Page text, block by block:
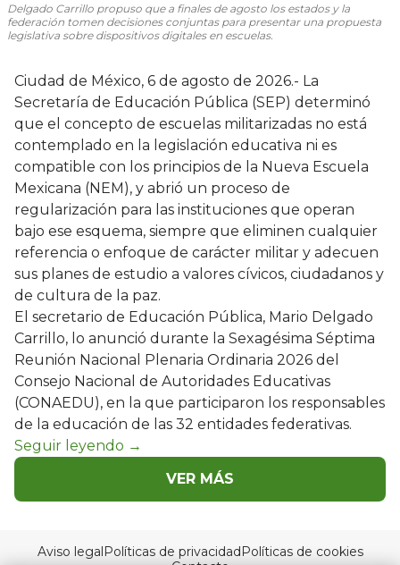
Delgado Carrillo propuso que a finales de agosto los estados y la
federación tomen decisiones conjuntas para presentar una propuesta
legislativa sobre dispositivos digitales en escuelas.
Ciudad de México, 6 de agosto de 2026.- La
Secretaría de Educación Pública (SEP) determinó
que el concepto de escuelas militarizadas no está
contemplado en la legislación educativa ni es
compatible con los principios de la Nueva Escuela
Mexicana (NEM), y abrió un proceso de
regularización para las instituciones que operan
bajo ese esquema, siempre que eliminen cualquier
referencia o enfoque de carácter militar y adecuen
sus planes de estudio a valores cívicos, ciudadanos y
de cultura de la paz.
El secretario de Educación Pública, Mario Delgado
Carrillo, lo anunció durante la Sexagésima Séptima
Reunión Nacional Plenaria Ordinaria 2026 del
Consejo Nacional de Autoridades Educativas
(CONAEDU), en la que participaron los responsables
de la educación de las 32 entidades federativas.
VER MÁS
Aviso legalPolíticas de privacidadPolíticas de cookies